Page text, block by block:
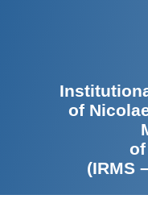
of
(IRMS